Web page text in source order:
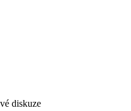
diskuze